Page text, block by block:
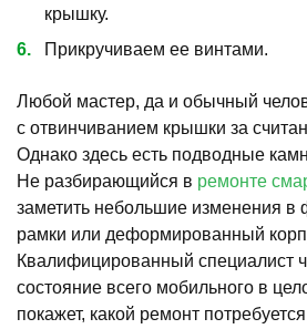
крышку.
Прикручиваем ее винтами.
Любой мастер, да и обычный
с отвинчиванием крышки за
Однако здесь есть подводные
Не разбирающийся в ремонте
заметить небольшие изменения в
рамки или деформированный
Квалифицированный специалист
состояние всего мобильного в
покажет, какой ремонт потребуется